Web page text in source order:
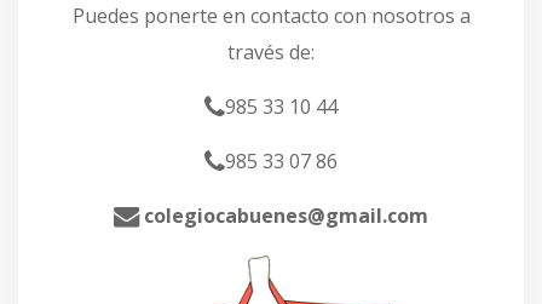
Puedes ponerte en contacto con nosotros a
través de:
985 33 10 44
985 33 07 86
colegiocabuenes@gmail.com